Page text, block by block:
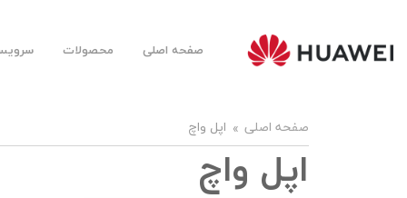
موبایل
فارسی
صفحه اصلی محصولات
صفحه اصلی اپل واچ
اپل واچ